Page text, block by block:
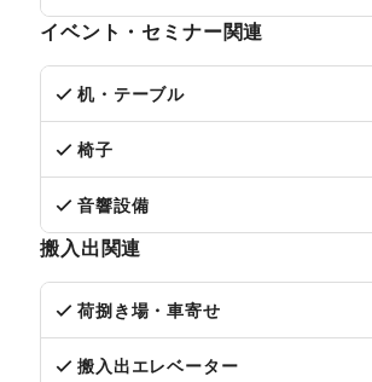
イベント・セミナー関連
机・テーブル
椅子
音響設備
搬入出関連
荷捌き場・車寄せ
搬入出エレベーター